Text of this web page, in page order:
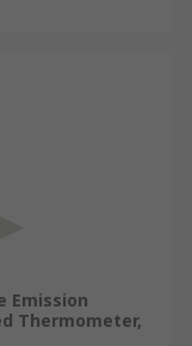
Emission
Thermometer,